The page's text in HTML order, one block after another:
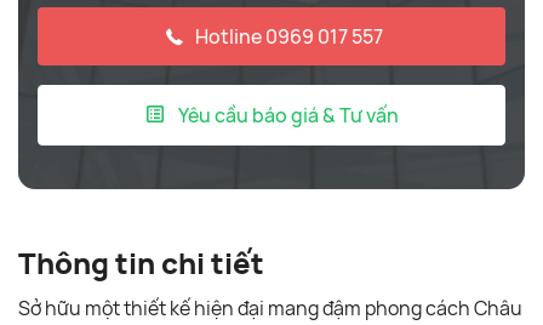
Hotline 0969 017 557
Yêu cầu báo giá & Tư vấn
Thông tin chi tiết
Sở hữu một thiết kế hiện đại mang đậm phong cách Châu